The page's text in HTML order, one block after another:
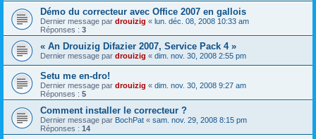
Démo du correcteur avec Office 2007 en gallois
Dernier message par drouizig « lun. déc. 08, 2008 10:33 am
Réponses : 3
« An Drouizig Difazier 2007, Service Pack 4 »
Dernier message par drouizig « dim. nov. 30, 2008 2:55 pm
Setu me en-dro!
Dernier message par drouizig « dim. nov. 30, 2008 9:27 am
Réponses : 5
Comment installer le correcteur ?
Dernier message par BochPat « sam. nov. 29, 2008 8:15 pm
Réponses : 14